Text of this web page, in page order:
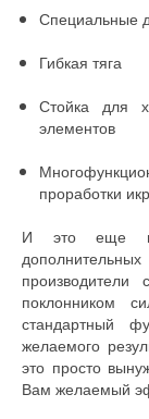
Специальные
Гибкая тяга
Стойка для
элементов
проработки
И это еще
поклонником
стандартный
желаемого
это просто
Вам желаемый